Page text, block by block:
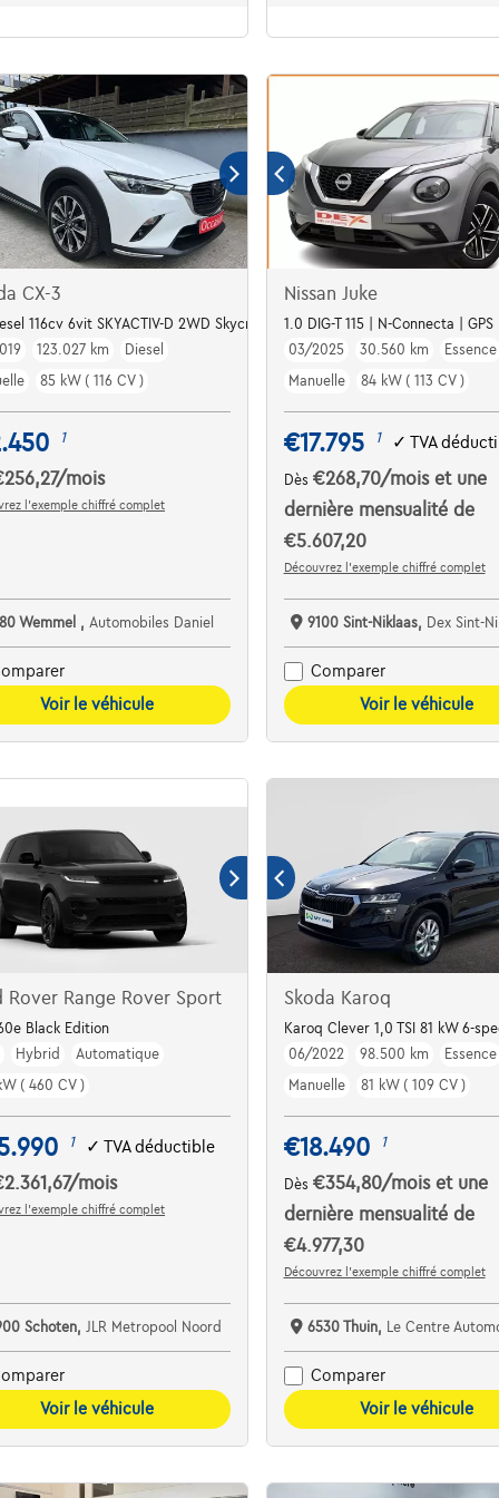
CX-3
116cv 6vit SKYACTIV-D 2WD Skycruise
123.027 km
Diesel
85 kW ( 116 CV )
1
/mois
l’exemple chiffré complet
Wemmel , Automobiles Daniel
Voir le véhicule
Nissan Juke
1.0 DIG-T 115 | N-Connecta |
03/2025
30.560 km
Essence
Manuelle
84 kW ( 113 CV )
€17.795 1 ✓ TVA
Dès €268,70/mois et une
dernière mensualité de
€5.607,20
Découvrez l’exemple chiffré complet
9100 Sint-Niklaas, Dex Sint-Niklaas De
Comparer
Voir le véhicule
Rover Range Rover Sport
Black Edition
Hybrid
Automatique
( 460 CV )
1 ✓TVA déductible
/mois
l’exemple chiffré complet
Schoten, JLR Metropool Noord
Voir le véhicule
Skoda Karoq
Karoq Clever 1,0 TSI 81 kW 6-
06/2022
98.500 km
Essence
Manuelle
81 kW ( 109 CV )
€18.490 1
Dès €354,80/mois et une
dernière mensualité de
€4.977,30
Découvrez l’exemple chiffré complet
6530 Thuin, Le Centre Automobile -
Comparer
Voir le véhicule